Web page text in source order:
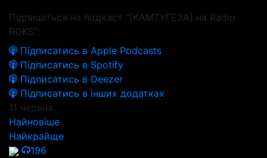
Підпишіться на подкаст "[КАМТУГЕЗА] на Radio
ROKS":
Підписатись в Apple Podcasts
Підписатись в Spotify
Підписатись в Deezer
Підписатись в інших додатках
11 червня
Найновіше
Найкрайще
196